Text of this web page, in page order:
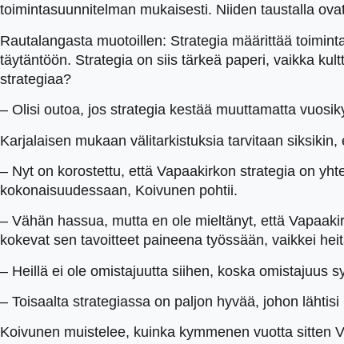
toimintasuunnitelman mukaisesti. Niiden taustalla
Rautalangasta muotoillen: Strategia määrittää
täytäntöön. Strategia on siis tärkeä paperi, vaikka
strategiaa?
– Olisi outoa, jos strategia kestää muuttamatta
Karjalaisen mukaan välitarkistuksia tarvitaan
– Nyt on korostettu, että Vapaakirkon strategia on
kokonaisuudessaan, Koivunen pohtii.
– Vähän hassua, mutta en ole mieltänyt, että
kokevat sen tavoitteet paineena työssään, vaikkei
– Heillä ei ole omistajuutta siihen, koska omistajuus
– Toisaalta strategiassa on paljon hyvää, johon
Koivunen muistelee, kuinka kymmenen vuotta sitten